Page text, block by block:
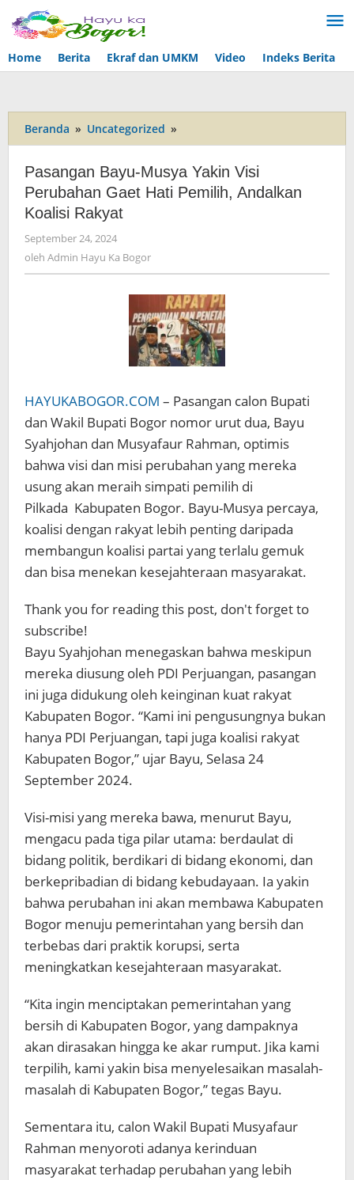
Lewati
ke
konten
Home
Berita Ekraf dan UMKM Video Indeks Berita
Beranda » Uncategorized »
Bayu-
Musya
Yakin
Visi
Andalkan
Koalisi
Rakyat
Pasangan Bayu-Musya Yakin Visi
Perubahan Gaet Hati Pemilih, Andalkan
Koalisi Rakyat
September 24, 2024
Admin
Hayu
Bogor
oleh Admin Hayu Ka Bogor
HAYUKABOGOR.COM – Pasangan calon Bupati
dan Wakil Bupati Bogor nomor urut dua, Bayu
Syahjohan dan Musyafaur Rahman, optimis
bahwa visi dan misi perubahan yang mereka
usung akan meraih simpati pemilih di
Pilkada Kabupaten Bogor. Bayu-Musya percaya,
koalisi dengan rakyat lebih penting daripada
membangun koalisi partai yang terlalu gemuk
dan bisa menekan kesejahteraan masyarakat.
Thank you for reading this post, don't forget to
subscribe!
Bayu Syahjohan menegaskan bahwa meskipun
mereka diusung oleh PDI Perjuangan, pasangan
ini juga didukung oleh keinginan kuat rakyat
Kabupaten Bogor. “Kami ini pengusungnya bukan
hanya PDI Perjuangan, tapi juga koalisi rakyat
Kabupaten Bogor,” ujar Bayu, Selasa 24
September 2024.
Visi-misi yang mereka bawa, menurut Bayu,
mengacu pada tiga pilar utama: berdaulat di
bidang politik, berdikari di bidang ekonomi, dan
berkepribadian di bidang kebudayaan. Ia yakin
bahwa perubahan ini akan membawa Kabupaten
Bogor menuju pemerintahan yang bersih dan
terbebas dari praktik korupsi, serta
meningkatkan kesejahteraan masyarakat.
“Kita ingin menciptakan pemerintahan yang
bersih di Kabupaten Bogor, yang dampaknya
akan dirasakan hingga ke akar rumput. Jika kami
terpilih, kami yakin bisa menyelesaikan masalah-
masalah di Kabupaten Bogor,” tegas Bayu.
Sementara itu, calon Wakil Bupati Musyafaur
Rahman menyoroti adanya kerinduan
masyarakat terhadap perubahan yang lebih